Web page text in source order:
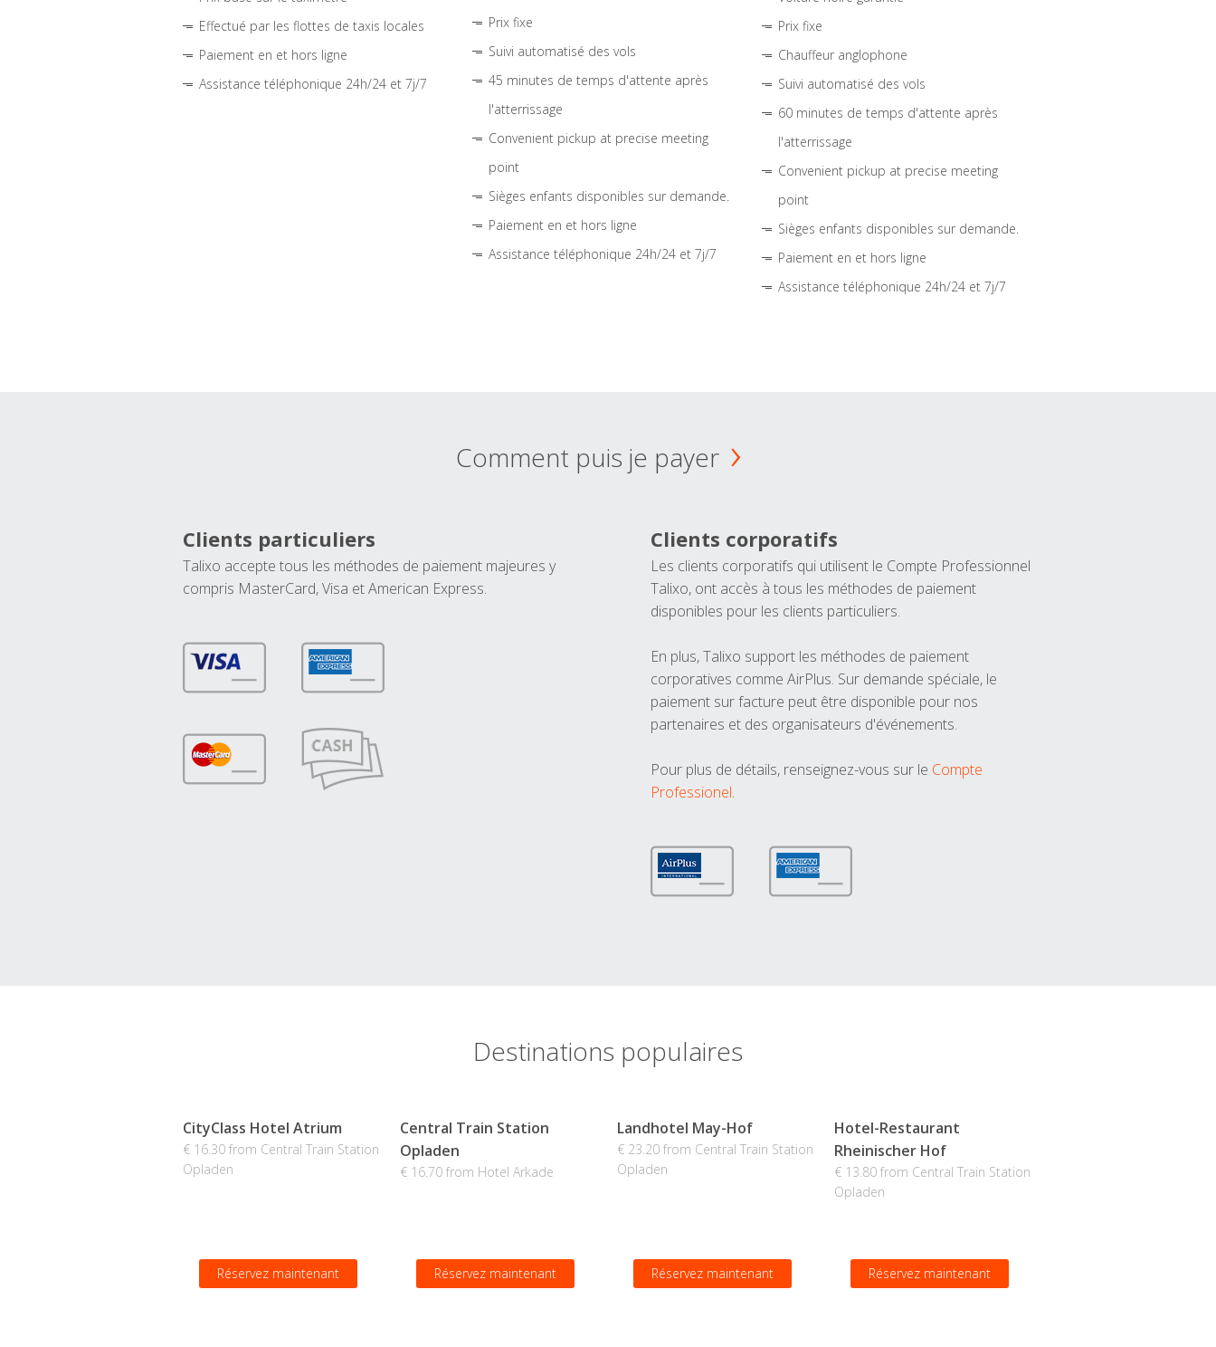
Effectué par les flottes de taxis locales
Paiement en et hors ligne
Assistance téléphonique 24h/24 et 7j/7
Prix fixe
Suivi automatisé des vols
45 minutes de temps d'attente après
l'atterrissage
Convenient pickup at precise meeting
point
Sièges enfants disponibles sur demande.
Paiement en et hors ligne
Assistance téléphonique 24h/24 et 7j/7
Prix fixe
Chauffeur anglophone
Suivi automatisé des vols
60 minutes de temps d'attente après
l'atterrissage
Convenient pickup at precise meeting
point
Sièges enfants disponibles sur demande.
Paiement en et hors ligne
Assistance téléphonique 24h/24 et 7j/7
Comment puis je payer
Clients particuliers
Talixo accepte tous les méthodes de paiement majeures y
compris MasterCard, Visa et American Express.
Clients corporatifs
Les clients corporatifs qui utilisent le Compte Professionnel
Talixo, ont accès à tous les méthodes de paiement
disponibles pour les clients particuliers.
En plus, Talixo support les méthodes de paiement
corporatives comme AirPlus. Sur demande spéciale, le
paiement sur facture peut être disponible pour nos
partenaires et des organisateurs d'événements.
Pour plus de détails, renseignez-vous sur le Compte
Professionel.
Destinations populaires
CityClass Hotel Atrium
€ 16.30 from Central Train Station
Opladen
Réservez maintenant
Central Train Station
Opladen
€ 16.70 from Hotel Arkade
Réservez maintenant
Landhotel May-Hof
€ 23.20 from Central Train Station
Opladen
Réservez maintenant
Hotel-Restaurant
Rheinischer Hof
€ 13.80 from Central Train Station
Opladen
Réservez maintenant